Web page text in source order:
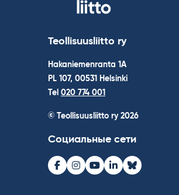
Teollisuusliitto ry
Hakaniemenranta 1A
PL 107, 00531 Helsinki
Tel 020 774 001
© Teollisuusliitto ry 2026
Социальные сети
Facebook
Instagram
Youtube
LinkedInBluesky